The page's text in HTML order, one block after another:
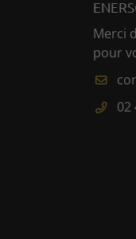
Merci
pour
02